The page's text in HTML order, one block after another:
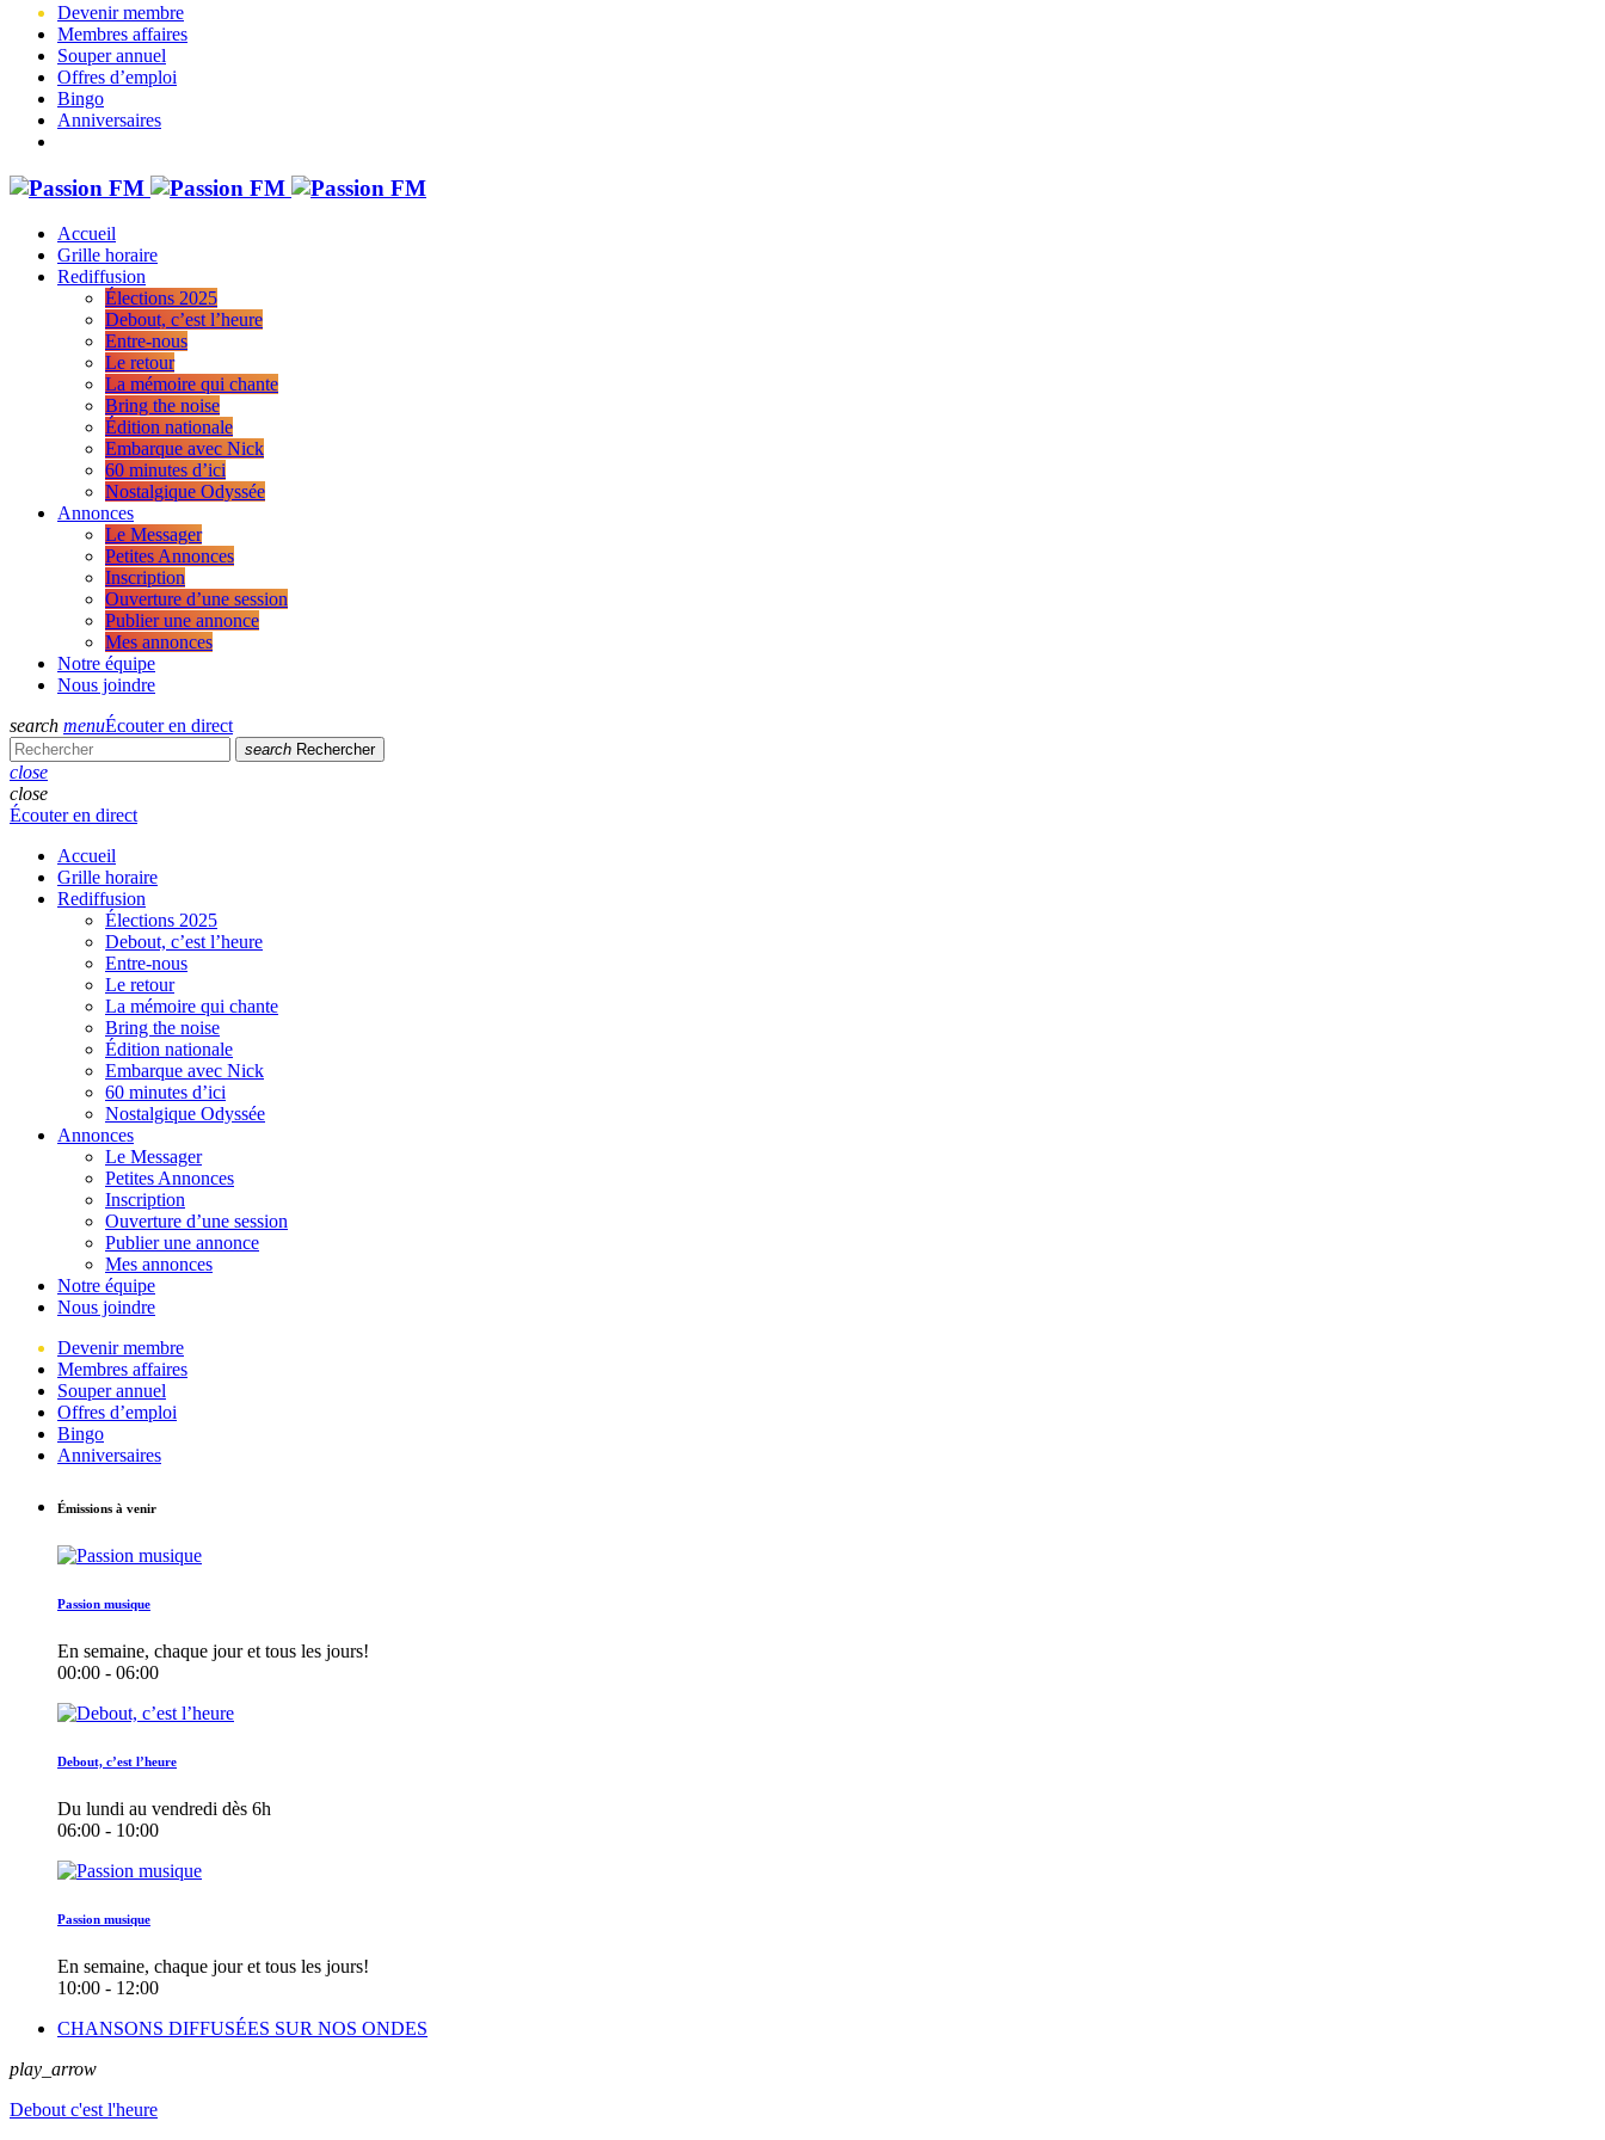
Devenir membre
Membres affaires
Souper annuel
Offres d’emploi
Bingo
Anniversaires
Accueil
Grille horaire
Rediffusion
Élections 2025
Debout, c’est l’heure
Entre-nous
Le retour
La mémoire qui chante
Bring the noise
Édition nationale
Embarque avec Nick
60 minutes d’ici
Nostalgique Odyssée
Annonces
Le Messager
Petites Annonces
Inscription
Ouverture d’une session
Publier une annonce
Mes annonces
Notre équipe
Nous joindre
search menuÉcouter en direct
search Rechercher
close
close
Écouter en direct
Accueil
Grille horaire
Rediffusion
Élections 2025
Debout, c’est l’heure
Entre-nous
Le retour
La mémoire qui chante
Bring the noise
Édition nationale
Embarque avec Nick
60 minutes d’ici
Nostalgique Odyssée
Annonces
Le Messager
Petites Annonces
Inscription
Ouverture d’une session
Publier une annonce
Mes annonces
Notre équipe
Nous joindre
Devenir membre
Membres affaires
Souper annuel
Offres d’emploi
Bingo
Anniversaires
Émissions à venir
Passion musique
En semaine, chaque jour et tous les jours!
00:00 - 06:00
Debout, c’est l’heure
Du lundi au vendredi dès 6h
06:00 - 10:00
Passion musique
En semaine, chaque jour et tous les jours!
10:00 - 12:00
CHANSONS DIFFUSÉES SUR NOS ONDES
play_arrow
Debout c'est l'heure